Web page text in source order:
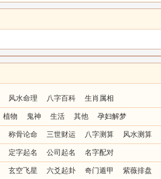
风水命理 八字百科 生肖属相
植物 鬼神 生活 其他 孕妇解梦
称骨论命 三世财运 八字测算 风水测算
定字起名 公司起名 名字配对
玄空飞星 六爻起卦 奇门遁甲 紫薇排盘